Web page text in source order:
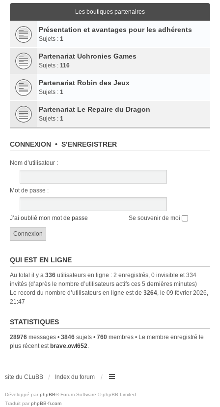
Les boutiques partenaires
Présentation et avantages pour les adhérents
Sujets : 1
Partenariat Uchronies Games
Sujets : 116
Partenariat Robin des Jeux
Sujets : 1
Partenariat Le Repaire du Dragon
Sujets : 1
CONNEXION • S’ENREGISTRER
Nom d’utilisateur :
Mot de passe :
J’ai oublié mon mot de passe Se souvenir de moi
QUI EST EN LIGNE
Au total il y a 336 utilisateurs en ligne : 2 enregistrés, 0 invisible et 334
invités (d’après le nombre d’utilisateurs actifs ces 5 dernières minutes)
Le record du nombre d’utilisateurs en ligne est de 3264, le 09 février 2026,
21:47
STATISTIQUES
28976 messages • 3846 sujets • 760 membres • Le membre enregistré le
plus récent estbrave.owl652.
site du CLuBB Index du forum
Développé par phpBB® Forum Software © phpBB Limited
Traduit par phpBB-fr.com